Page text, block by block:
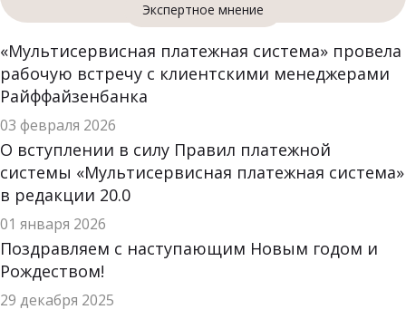
Экспертное мнение
«Мультисервисная платежная система» провела
рабочую встречу с клиентскими менеджерами
Райффайзенбанка
03 февраля 2026
О вступлении в силу Правил платежной
системы «Мультисервисная платежная система»
в редакции 20.0
01 января 2026
Поздравляем с наступающим Новым годом и
Рождеством!
29 декабря 2025